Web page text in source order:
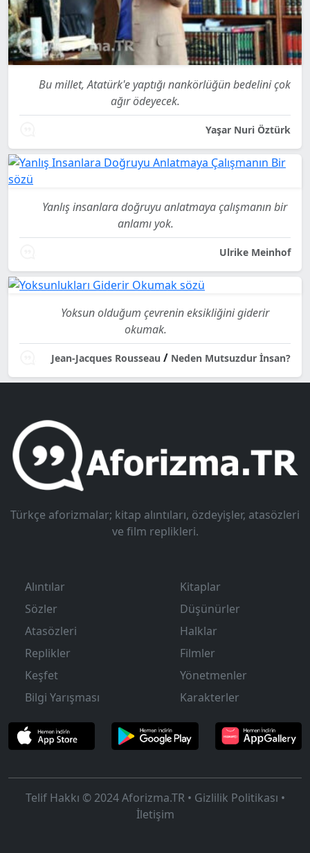
Bu millet, Atatürk'e yaptığı nankörlüğün bedelini çok
ağır ödeyecek.
Yaşar Nuri Öztürk
Yanlış insanlara doğruyu anlatmaya çalışmanın bir
anlamı yok.
Ulrike Meinhof
Yoksun olduğum çevrenin eksikliğini giderir
okumak.
Jean-Jacques Rousseau / Neden Mutsuzdur İnsan?
Türkçe aforizmalar; kitap alıntıları, özdeyişler, atasözleri
ve film replikleri.
Alıntılar
Sözler
Atasözleri
Replikler
Keşfet
Bilgi Yarışması
Kitaplar
Düşünürler
Halklar
Filmler
Yönetmenler
Karakterler
Telif Hakkı © 2024Aforizma.TR• Gizlilik Politikası •
İletişim